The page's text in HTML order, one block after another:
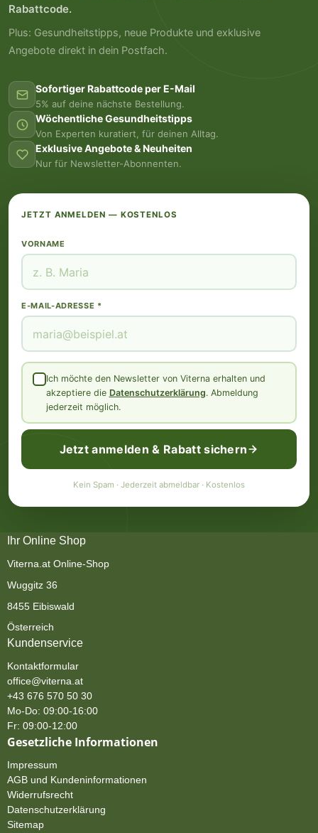
Rabattcode.
Plus: Gesundheitstipps, neue Produkte und exklusive
Angebote direkt in dein Postfach.
Sofortiger Rabattcode per E-Mail
5% auf deine nächste Bestellung.
Wöchentliche Gesundheitstipps
Von Experten kuratiert, für deinen Alltag.
Exklusive Angebote & Neuheiten
Nur für Newsletter-Abonnenten.
JETZT ANMELDEN — KOSTENLOS
VORNAME
E-MAIL-ADRESSE *
Ich möchte den Newsletter von Viterna erhalten und
akzeptiere die Datenschutzerklärung. Abmeldung
jederzeit möglich.
Jetzt anmelden & Rabatt sichern
Kein Spam · Jederzeit abmeldbar · Kostenlos
Ihr Online Shop
Viterna.at Online-Shop
Wuggitz 36
8455 Eibiswald
Österreich
Kundenservice
Kontaktformular
office@viterna.at
+43 676 570 50 30
Mo-Do: 09:00-16:00
Fr: 09:00-12:00
Gesetzliche Informationen
Impressum
AGB und Kundeninformationen
Widerrufsrecht
Datenschutzerklärung
Sitemap